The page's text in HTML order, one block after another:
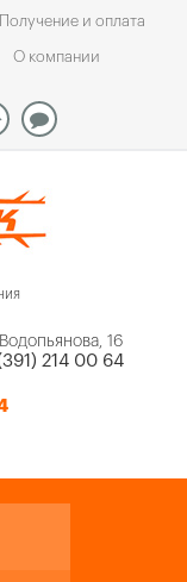
Получение и оплата
О компании
16
214 00 64